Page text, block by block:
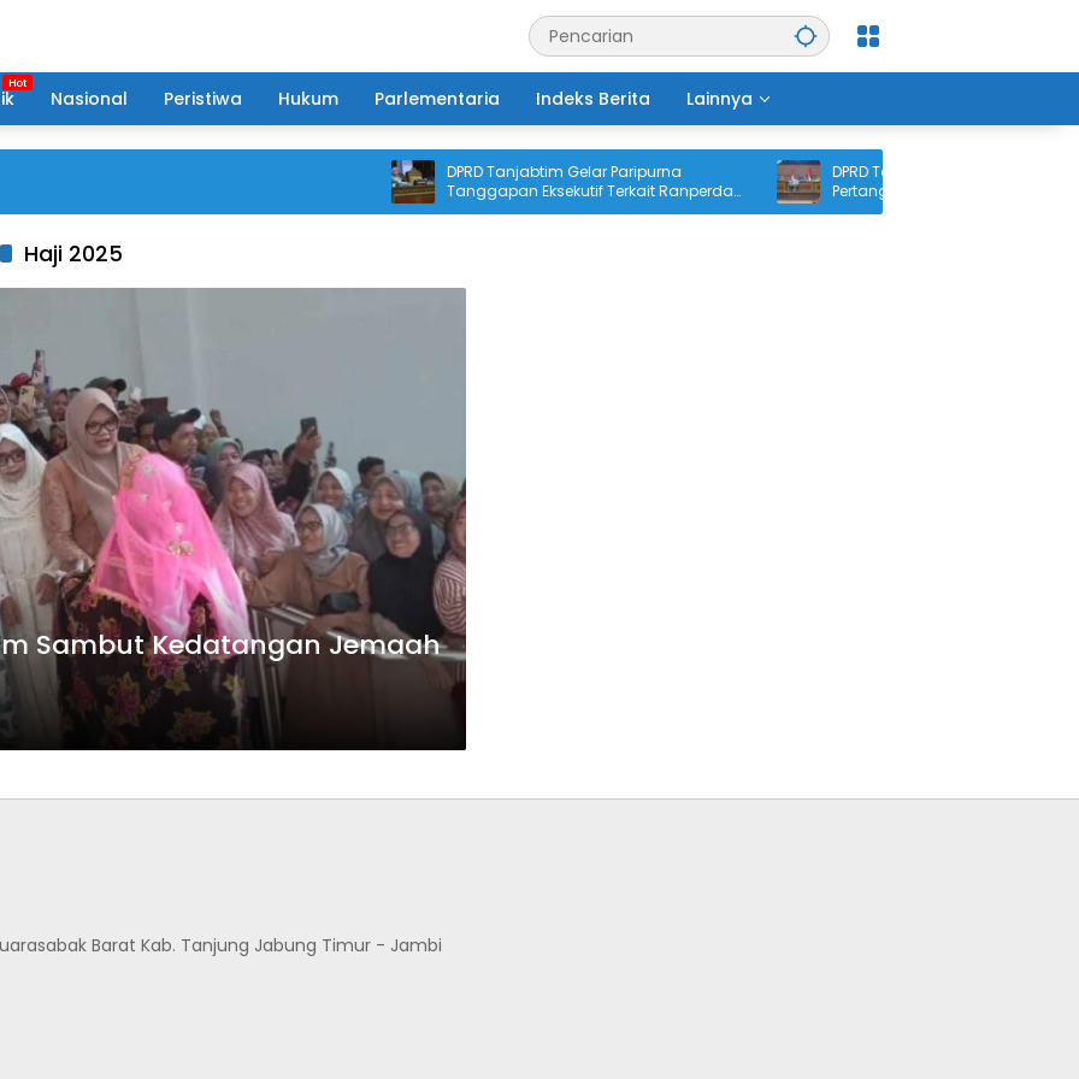
Nasional Peristiwa Hukum Parlementaria Indeks Berita Lainnya
DPRD Tanjabtim Gelar Paripurna
Tanggapan Eksekutif Terkait Ranperda
Pertanggungjawaban APBD 2025
DPRD Tanjabtim Gelar Paripurna
Pertanggungjawaban APBD 2025
Haji 2025
Sambut Kedatangan Jemaah
Barat Kab. Tanjung Jabung Timur - Jambi